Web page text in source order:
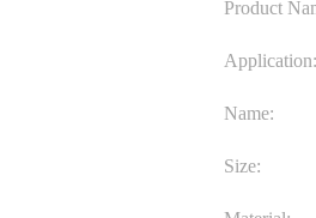
Product
Application:
Name:
Size: